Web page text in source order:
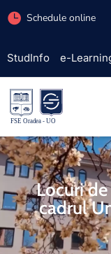
Schedule online
StudInfo e-
Faculty
Admission
Study
programs
Students
Research
International
Locuri
cadrul